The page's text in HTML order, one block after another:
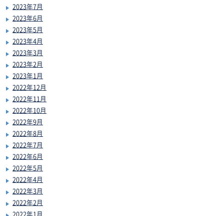
2023年7月
2023年6月
2023年5月
2023年4月
2023年3月
2023年2月
2023年1月
2022年12月
2022年11月
2022年10月
2022年9月
2022年8月
2022年7月
2022年6月
2022年5月
2022年4月
2022年3月
2022年2月
2022年1月